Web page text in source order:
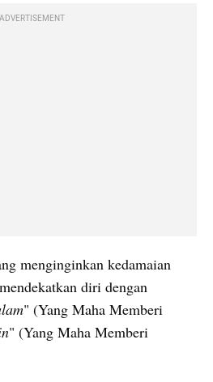
ADVERTISEMENT
menginginkan kedamaian
diri dengan
" (Yang Maha Memberi
" (Yang Maha Memberi